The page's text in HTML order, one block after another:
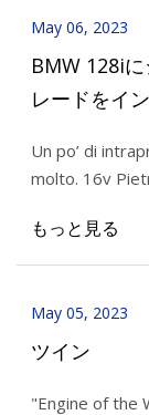
May 06, 2023
BMW 128i
レードをイ
Un po’ di
molto. 16v
もっと見る
May 05, 2023
ツイン
"Engine of the